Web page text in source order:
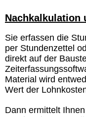
Nachkalkulation
Sie erfassen die
per Stundenzettel
direkt auf der
Material wird
Wert der
Dann ermittelt